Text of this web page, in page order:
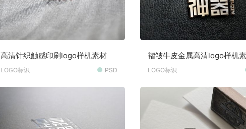
高清针织触感印刷logo样机素材
LOGO标识 PSD
褶皱牛皮金属高清logo样机
LOGO标识